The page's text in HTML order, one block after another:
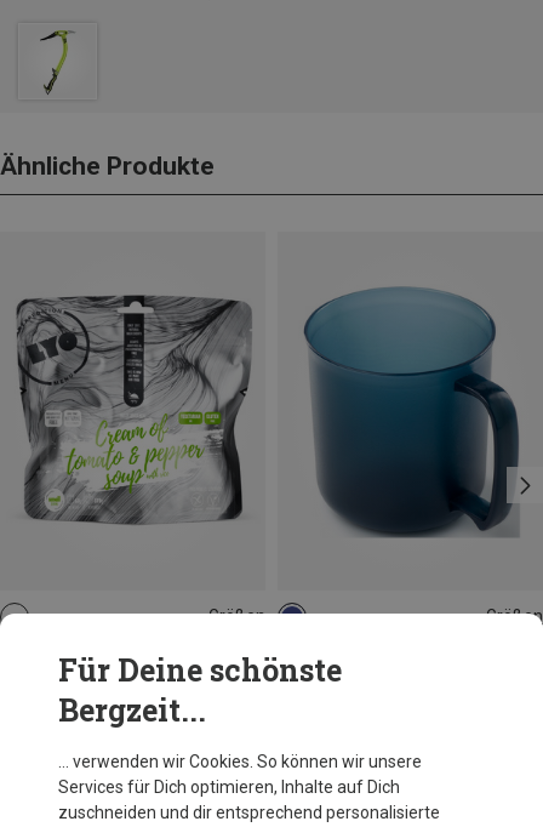
Ähnliche Produkte
Größen
Lyofood
Tomaten Paprika Cremesuppe mit Reis
Größen
Infinity Trinkbecher
Andere Kunden kauften auch
Für Deine schönste
Bergzeit...
… verwenden wir Cookies. So können wir unsere
Services für Dich optimieren, Inhalte auf Dich
zuschneiden und dir entsprechend personalisierte